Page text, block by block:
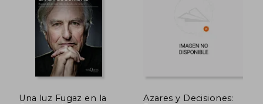
Una luz Fugaz en la
Azares y Decisiones: